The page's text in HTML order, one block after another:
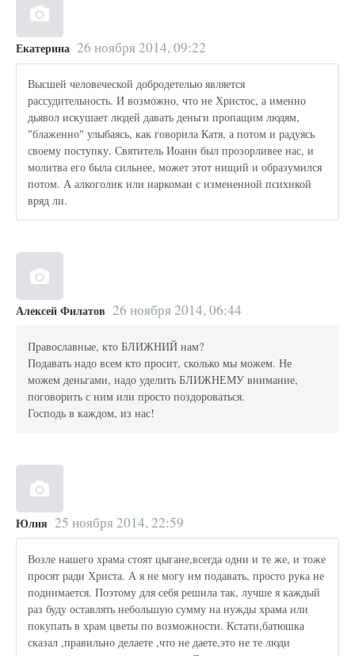
Екатерина 26 ноября 2014, 09:22
Высшей человеческой добродетелью является
рассудительность. И возможно, что не Христос, а именно
дьявол искушает людей давать деньги пропащим людям,
"блаженно" улыбаясь, как говорила Катя, а потом и радуясь
своему поступку. Святитель Иоанн был прозорливее нас, и
молитва его была сильнее, может этот нищий и образумился
потом. А алкоголик или наркоман с измененной психикой
вряд ли.
Алексей Филатов 26 ноября 2014, 06:44
Православные, кто БЛИЖНИЙ нам?
Подавать надо всем кто просит, сколько мы можем. Не
можем деньгами, надо уделить БЛИЖНЕМУ внимание,
поговорить с ним или просто поздороваться.
Господь в каждом, из нас!
Юлия 25 ноября 2014, 22:59
Возле нашего храма стоят цыгане,всегда одни и те же, и тоже
просят ради Христа. А я не могу им подавать, просто рука не
поднимается. Поэтому для себя решила так, лучше я каждый
раз буду оставлять небольшую сумму на нужды храма или
покупать в храм цветы по возможности. Кстати,батюшка
сказал ,правильно делаете ,что не даете,это не те люди